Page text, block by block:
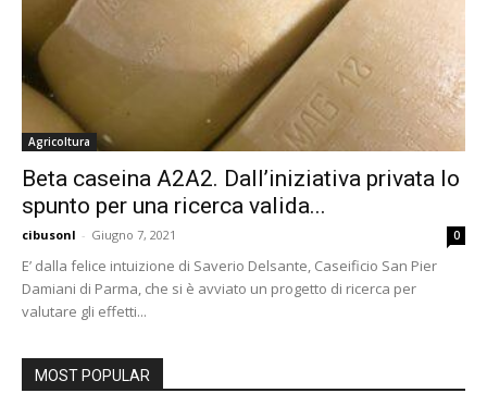
Agricoltura
Beta caseina A2A2. Dall’iniziativa privata lo
spunto per una ricerca valida...
cibusonl - Giugno 7, 2021 0
E’ dalla felice intuizione di Saverio Delsante, Caseificio San Pier
Damiani di Parma, che si è avviato un progetto di ricerca per
valutare gli effetti...
MOST POPULAR